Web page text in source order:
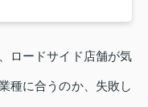
ロードサイド店舗が気
種に合うのか、失敗し